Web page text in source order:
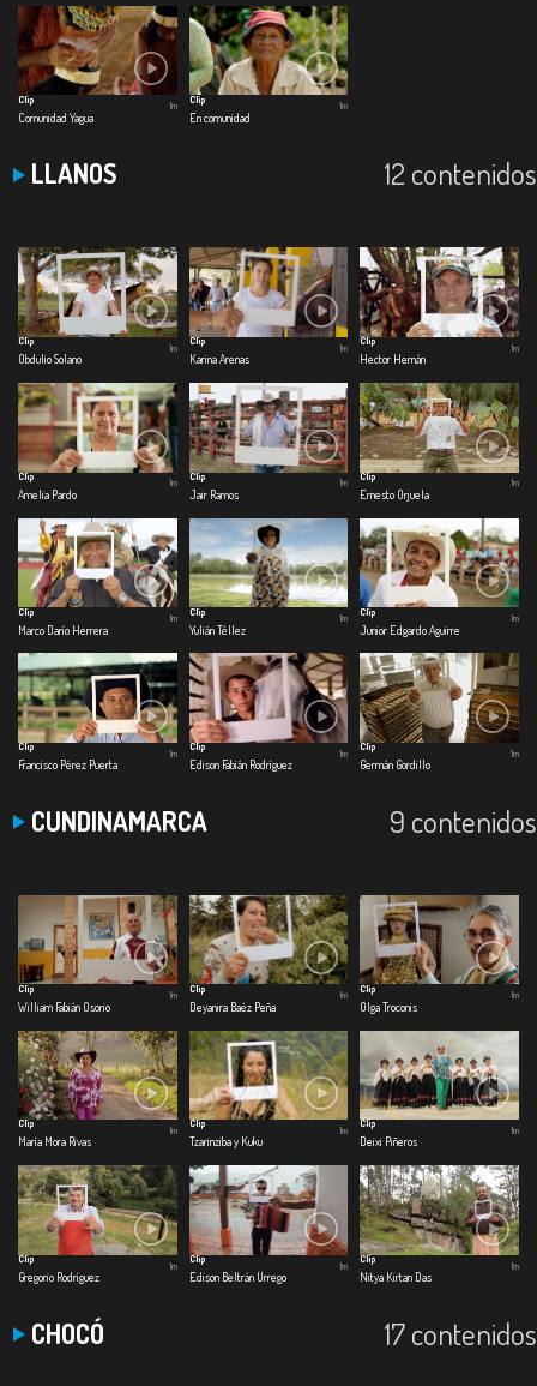
Clip
Comunidad Yagua
1m
Clip
En comunidad
1m
LLANOS 12 contenidos
Clip
Obdulio Solano
1m
Clip
Karina Arenas
1m
Clip
Hector Hernán
1m
Clip
Amelia Pardo
1m
Clip
Jair Ramos
1m
Clip
Ernesto Orjuela
1m
Clip
Marco Darío Herrera
1m
Clip
Yulián Téllez
1m
Clip
Junior Edgardo Aguirre
1m
Clip
Francisco Pérez Puerta
1m
Clip
Edison Fabián Rodríguez
1m
Clip
Germán Gordillo
1m
CUNDINAMARCA 9 contenidos
Clip
William Fabián Osorio
1m
Clip
Deyanira Baéz Peña
1m
Clip
Olga Troconis
1m
Clip
María Mora Rivas
1m
Clip
Tzarinziba y Kuku
1m
Clip
Deixi Piñeros
1m
Clip
Gregorio Rodríguez
1m
Clip
Edison Beltrán Urrego
1m
Clip
Nitya Kirtan Das
1m
CHOCÓ 17 contenidos